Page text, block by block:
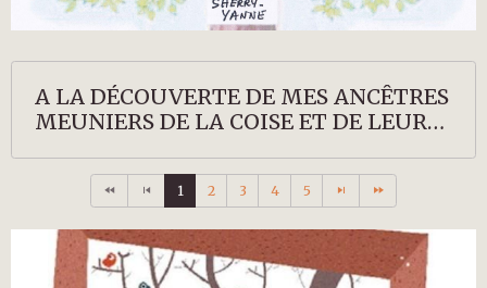
A LA DÉCOUVERTE DE MES ANCÊTRES
MEUNIERS DE LA COISE ET DE LEURS
1 2 3 4 5